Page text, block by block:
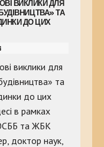
ВИКЛИКИ ДЛЯ
ТА
ДО ЦИХ
виклики для
та
до цих
в рамках
та ЖБК
доктор наук,